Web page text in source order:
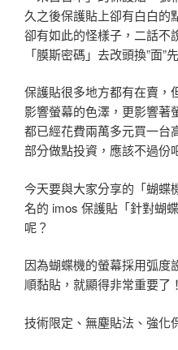
久之後保護貼上卻有白白的
卻有如此的怪樣子，二話不
「膜斯密碼」去改頭換”面”
保護貼很多地方都有在賣，
影響螢幕的色澤，更影響著
都已經花費兩萬多元買一台
部分做點投資，應該不過份
今天要與大家分享的「蝴蝶
名的 imos 保護貼「針對蝴
呢？
因為蝴蝶機的螢幕採用弧度
順黏貼，就顯得非常重要了！
技術限定、無塵貼法、強化